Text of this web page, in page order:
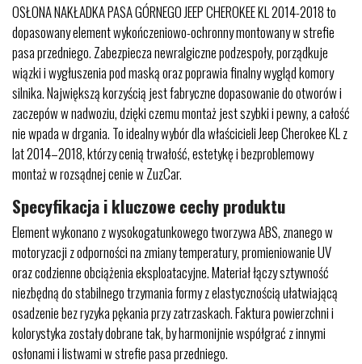
OSŁONA NAKŁADKA PASA GÓRNEGO JEEP CHEROKEE KL 2014-2018 to
dopasowany element wykończeniowo-ochronny montowany w strefie
pasa przedniego. Zabezpiecza newralgiczne podzespoły, porządkuje
wiązki i wygłuszenia pod maską oraz poprawia finalny wygląd komory
silnika. Największą korzyścią jest fabryczne dopasowanie do otworów i
zaczepów w nadwoziu, dzięki czemu montaż jest szybki i pewny, a całość
nie wpada w drgania. To idealny wybór dla właścicieli Jeep Cherokee KL z
lat 2014–2018, którzy cenią trwałość, estetykę i bezproblemowy
montaż w rozsądnej cenie w ZuzCar.
Specyfikacja i kluczowe cechy produktu
Element wykonano z wysokogatunkowego tworzywa ABS, znanego w
motoryzacji z odporności na zmiany temperatury, promieniowanie UV
oraz codzienne obciążenia eksploatacyjne. Materiał łączy sztywność
niezbędną do stabilnego trzymania formy z elastycznością ułatwiającą
osadzenie bez ryzyka pękania przy zatrzaskach. Faktura powierzchni i
kolorystyka zostały dobrane tak, by harmonijnie współgrać z innymi
osłonami i listwami w strefie pasa przedniego.